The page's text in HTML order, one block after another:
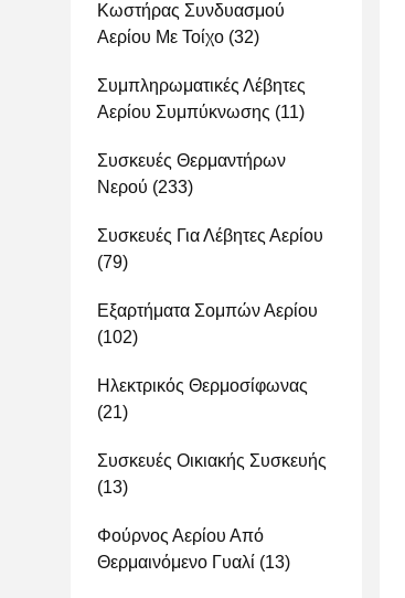
Κωστήρας Συνδυασμού
Αερίου Με Τοίχο (32)
Συμπληρωματικές Λέβητες
Αερίου Συμπύκνωσης (11)
Συσκευές Θερμαντήρων
Νερού (233)
Συσκευές Για Λέβητες Αερίου
(79)
Εξαρτήματα Σομπών Αερίου
(102)
Ηλεκτρικός Θερμοσίφωνας
(21)
Συσκευές Οικιακής Συσκευής
(13)
Φούρνος Αερίου Από
Θερμαινόμενο Γυαλί (13)